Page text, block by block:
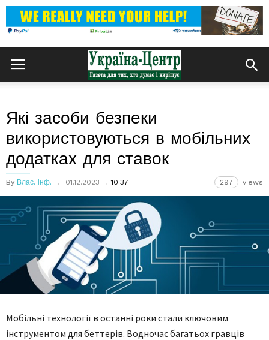
Які засоби безпеки
використовуються в мобільних
додатках для ставок
By Влас. інф. 01.12.2023 10:37 297 views
Мобільні технології в останні роки стали ключовим
інструментом для беттерів. Водночас багатьох гравців